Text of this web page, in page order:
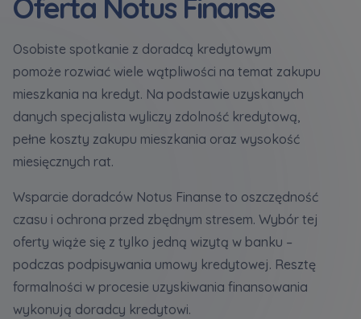
Oferta Notus Finanse
Osobiste spotkanie z doradcą kredytowym
pomoże rozwiać wiele wątpliwości na temat zakupu
mieszkania na kredyt. Na podstawie uzyskanych
danych specjalista wyliczy zdolność kredytową,
pełne koszty zakupu mieszkania oraz wysokość
miesięcznych rat.
Wsparcie doradców Notus Finanse to oszczędność
czasu i ochrona przed zbędnym stresem. Wybór tej
oferty wiąże się z tylko jedną wizytą w banku –
podczas podpisywania umowy kredytowej. Resztę
formalności w procesie uzyskiwania finansowania
wykonują doradcy kredytowi.